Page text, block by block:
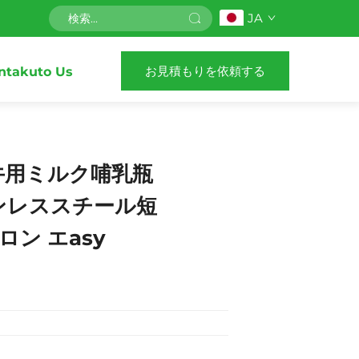
JA
Us お見積もりを依頼する
ミルク哺乳瓶
レススチール短
ン エasy